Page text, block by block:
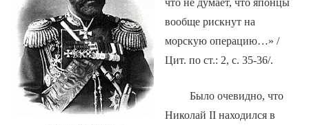
вообще рискнут на
морскую операцию…» /
Цит. по ст.: 2, с. 35-36/.
Было очевидно, что
Николай II находился в